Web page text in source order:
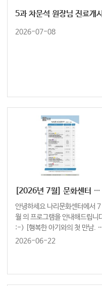
5과 차문석 원장님 진료개시
2026-07-08
[2026년 7월] 문화센터 프로그램 안내
안녕하세요 나리문화센터에서 7
월 의 프로그램을 안내해드립니다
:-) [행복한 아기와의 첫 만남. 나
리문화센터와 함께하세요] ↓ 7
2026-06-22